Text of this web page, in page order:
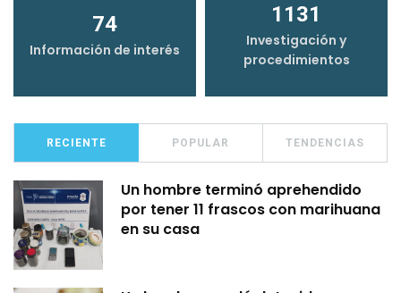
74
Información de interés
1131
Investigación y
procedimientos
RECIENTE POPULAR TENDENCIAS
Un hombre terminó aprehendido
por tener 11 frascos con marihuana
en su casa